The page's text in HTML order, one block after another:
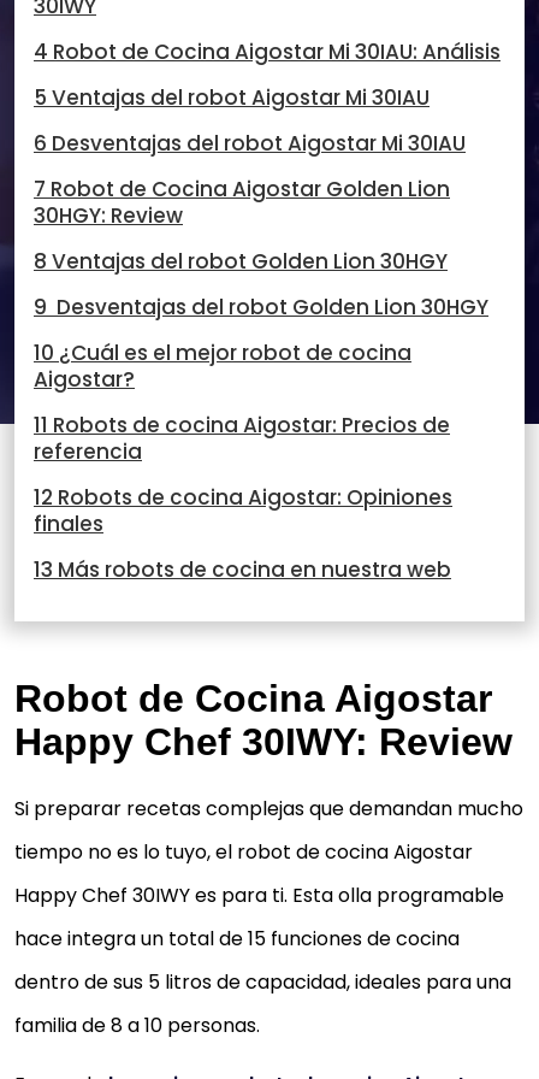
30IWY
4 Robot de Cocina Aigostar Mi 30IAU: Análisis
5 Ventajas del robot Aigostar Mi 30IAU
6 Desventajas del robot Aigostar Mi 30IAU
7 Robot de Cocina Aigostar Golden Lion
30HGY: Review
8 Ventajas del robot Golden Lion 30HGY
9 Desventajas del robot Golden Lion 30HGY
10 ¿Cuál es el mejor robot de cocina
Aigostar?
11 Robots de cocina Aigostar: Precios de
referencia
12 Robots de cocina Aigostar: Opiniones
finales
13 Más robots de cocina en nuestra web
Robot de Cocina Aigostar
Happy Chef 30IWY: Review
Si preparar recetas complejas que demandan mucho
tiempo no es lo tuyo, el robot de cocina Aigostar
Happy Chef 30IWY es para ti. Esta olla programable
hace integra un total de 15 funciones de cocina
dentro de sus 5 litros de capacidad, ideales para una
familia de 8 a 10 personas.